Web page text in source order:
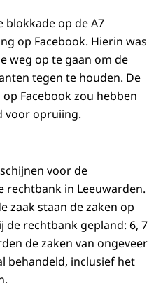
blokkade op de A7
op Facebook. Hierin was
weg op te gaan om de
tegen te houden. De
Facebook zou hebben
voor opruiing.
voor de
rechtbank in Leeuwarden.
zaak staan de zaken op
de rechtbank gepland: 6, 7
de zaken van ongeveer
behandeld, inclusief het